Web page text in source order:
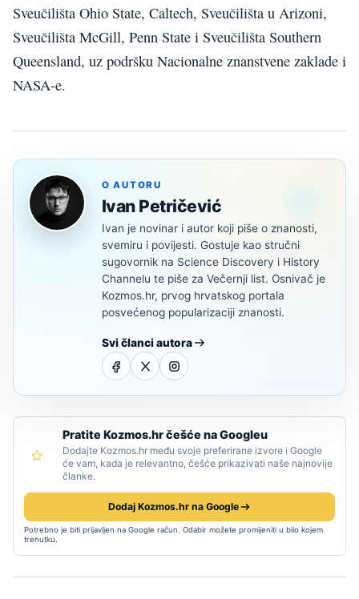
Sveučilišta Ohio State, Caltech, Sveučilišta u Arizoni,
Sveučilišta McGill, Penn State i Sveučilišta Southern
Queensland, uz podršku Nacionalne znanstvene zaklade i
NASA-e.
O AUTORU
Ivan Petričević
Ivan je novinar i autor koji piše o znanosti,
svemiru i povijesti. Gostuje kao stručni
sugovornik na Science Discovery i History
Channelu te piše za Večernji list. Osnivač je
Kozmos.hr, prvog hrvatskog portala
posvećenog popularizaciji znanosti.
Svi članci autora
Pratite Kozmos.hr češće na Googleu
Dodajte Kozmos.hr među svoje preferirane izvore i Google
će vam, kada je relevantno, češće prikazivati naše najnovije
članke.
Dodaj Kozmos.hr na Google
Potrebno je biti prijavljen na Google račun. Odabir možete promijeniti u bilo kojem
trenutku.